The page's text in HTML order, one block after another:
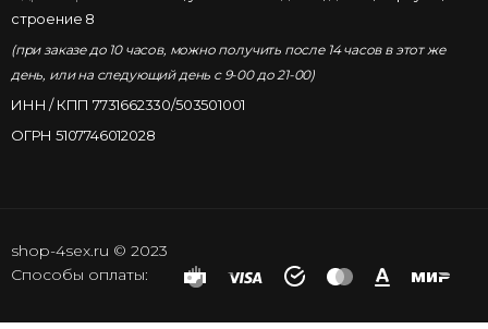
строение 8
(при заказе до 10 часов, можно получить после 14 часов в этот же
день, или на следующий день с 9-00 до 21-00)
ИНН / КПП 7731662330/503501001
ОГРН 5107746012028
shop-4sex.ru © 2023
Способы оплаты: